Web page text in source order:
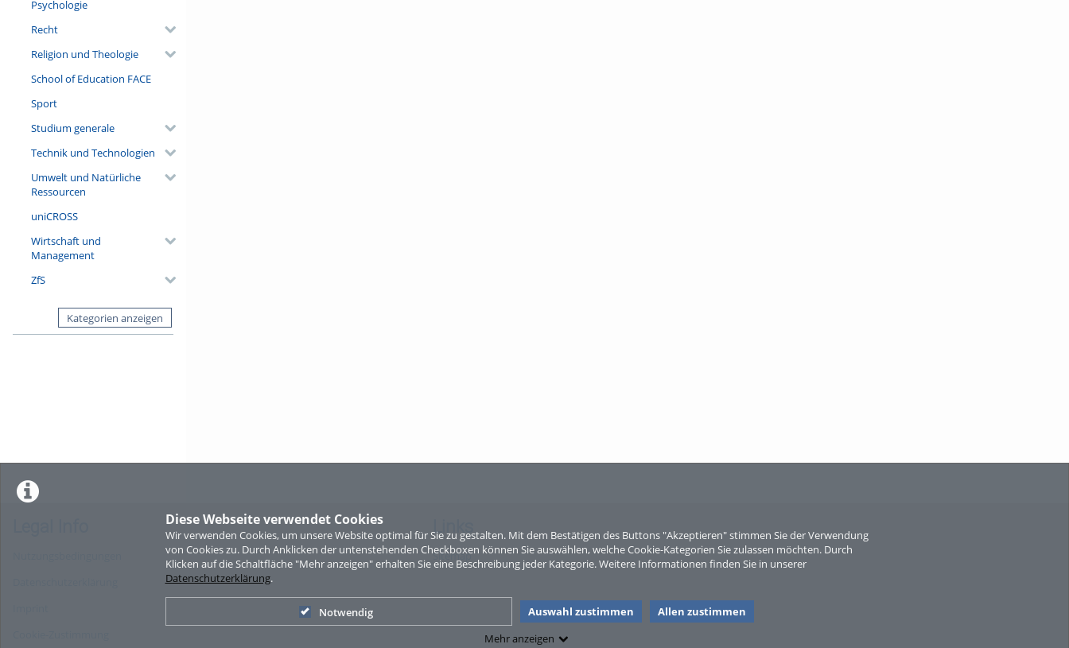
Diese Webseite verwendet Cookies
Wir verwenden Cookies, um unsere Website optimal für Sie zu gestalten. Mit dem Bestätigen des Buttons "Akzeptieren" stimmen Sie der Verwendung
von Cookies zu. Durch Anklicken der untenstehenden Checkboxen können Sie auswählen, welche Cookie-Kategorien Sie zulassen möchten. Durch
Klicken auf die Schaltfläche "Mehr anzeigen" erhalten Sie eine Beschreibung jeder Kategorie. Weitere Informationen finden Sie in unserer
Datenschutzerklärung.
Notwendig Auswahl zustimmen
Allen zustimmen
Mehr anzeigen
Psychologie
Recht
Religion und Theologie
School of Education FACE
Sport
Studium generale
Technik und Technologien
Umwelt und Natürliche
Ressourcen
uniCROSS
Wirtschaft und
Management
ZfS
Kategorien anzeigen
Sperber
Links
Sitemap